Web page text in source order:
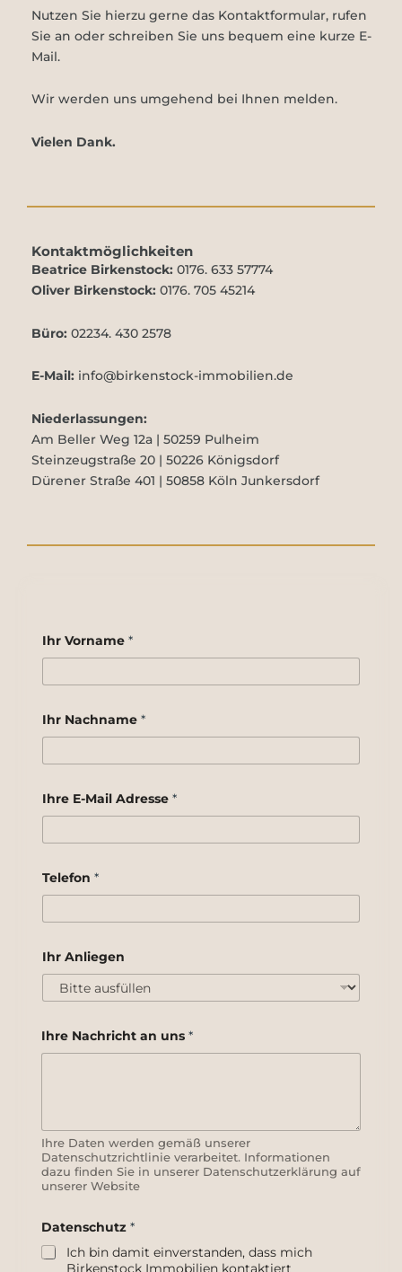
Nutzen Sie hierzu gerne das Kontaktformular, rufen
Sie an oder schreiben Sie uns bequem eine kurze E-
Mail.
Wir werden uns umgehend bei Ihnen melden.
Vielen Dank.
Kontaktmöglichkeiten
Beatrice Birkenstock: 0176. 633 57774
Oliver Birkenstock: 0176. 705 45214
Büro: 02234. 430 2578
E-Mail: info@birkenstock-immobilien.de
Niederlassungen:
Am Beller Weg 12a | 50259 Pulheim
Steinzeugstraße 20 | 50226 Königsdorf
Dürener Straße 401 | 50858 Köln Junkersdorf
Ihr Vorname *
Ihr Nachname *
a
c
n
m
e
n
i
e
I
h
r
Ihre E-Mail Adresse *
Telefon *
Ihr Anliegen
Ihre Nachricht an uns *
Ihre Daten werden gemäß unserer
Datenschutzrichtlinie verarbeitet. Informationen
dazu finden Sie in unserer Datenschutzerklärung auf
unserer Website
Datenschutz *
Ich bin damit einverstanden, dass mich
Birkenstock Immobilien kontaktiert